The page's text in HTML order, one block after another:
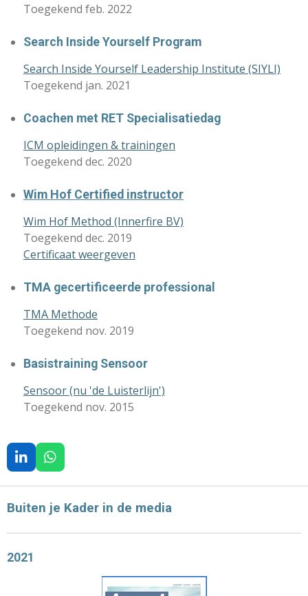
Toegekend feb. 2022
Search Inside Yourself Program
Search Inside Yourself Leadership Institute (SIYLI)
Toegekend jan. 2021
Coachen met RET Specialisatiedag
ICM opleidingen & trainingen
Toegekend dec. 2020
Wim Hof Certified instructor
Wim Hof Method (Innerfire BV)
Toegekend dec. 2019
Certificaat weergeven
TMA gecertificeerde professional
TMA Methode
Toegekend nov. 2019
Basistraining Sensoor
Sensoor (nu 'de Luisterlijn')
Toegekend nov. 2015
L
I
K
E
N
W
H
T
S
Buiten je Kader in de media
2021